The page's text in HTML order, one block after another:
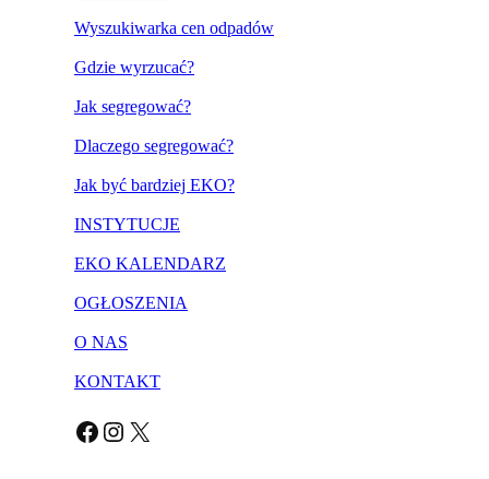
Wyszukiwarka cen odpadów
Gdzie wyrzucać?
Jak segregować?
Dlaczego segregować?
Jak być bardziej EKO?
INSTYTUCJE
EKO KALENDARZ
OGŁOSZENIA
O NAS
KONTAKT
Facebook Instagram X